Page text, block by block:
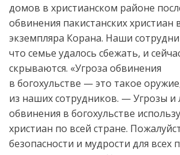
домов в христианском районе
обвинения пакистанских христиан
экземпляра Корана. Наши
что семье удалось сбежать, и
скрываются. «Угроза обвинения
в богохульстве — это такое
из наших сотрудников. — Угрозы
обвинения в богохульстве
христиан по всей стране.
безопасности и мудрости для всех